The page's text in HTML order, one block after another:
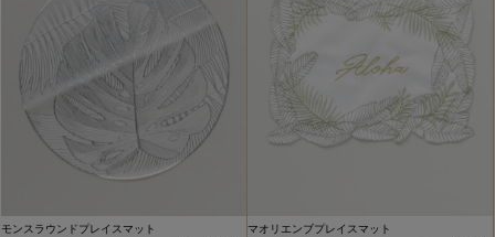
モンスラウンドプレイスマット マオリエンブプレイスマット